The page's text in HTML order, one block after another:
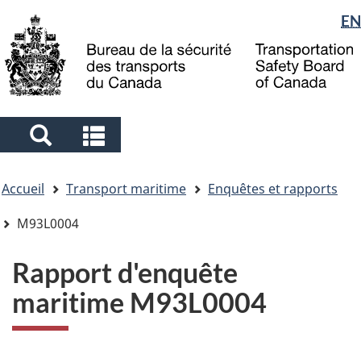
to
main
to
"About
government"
à
la
Sélection
de
la
langue
EN
Search
and
menus
and
menus
êtes
ici
Accueil Transport maritime
Enquêtes et rapports
M93L0004
Rapport d'enquête
maritime M93L0004